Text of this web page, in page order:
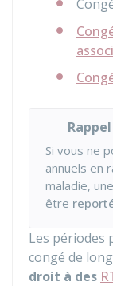
Rappel
Si vous ne
annuels en
maladie,
être
Les périodes
congé de
droit à des